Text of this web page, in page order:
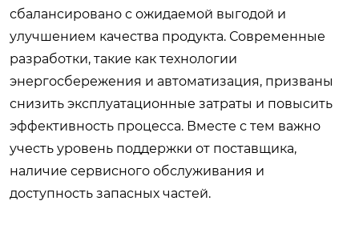
сбалансировано с ожидаемой выгодой и
улучшением качества продукта. Современные
разработки, такие как технологии
энергосбережения и автоматизация, призваны
снизить эксплуатационные затраты и повысить
эффективность процесса. Вместе с тем важно
учесть уровень поддержки от поставщика,
наличие сервисного обслуживания и
доступность запасных частей.